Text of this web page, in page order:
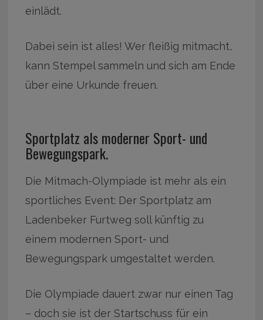
einlädt.
Dabei sein ist alles! Wer fleißig mitmacht,
kann Stempel sammeln und sich am Ende
über eine Urkunde freuen.
Sportplatz als moderner Sport- und
Bewegungspark.
Die Mitmach-Olympiade ist mehr als ein
sportliches Event: Der Sportplatz am
Ladenbeker Furtweg soll künftig zu
einem modernen Sport- und
Bewegungspark umgestaltet werden.
Die Olympiade dauert zwar nur einen Tag
– doch sie ist der Startschuss für ein